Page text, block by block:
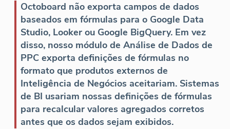
Octoboard não exporta campos de dados
baseados em fórmulas para o Google Data
Studio, Looker ou Google BigQuery. Em vez
disso, nosso módulo de Análise de Dados de
PPC exporta definições de fórmulas no
formato que produtos externos de
Inteligência de Negócios aceitariam. Sistemas
de BI usariam nossas definições de fórmulas
para recalcular valores agregados corretos
antes que os dados sejam exibidos.